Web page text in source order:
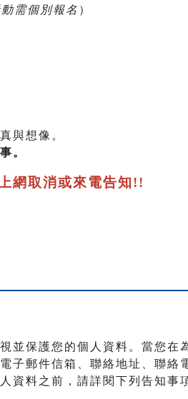
動需個別報名 ）
與想像。
。
網取消或來電告知!!
並保護您的個人資料。當您在
子郵件信箱、聯絡地址、聯絡
資料之前，請詳閱下列告知事